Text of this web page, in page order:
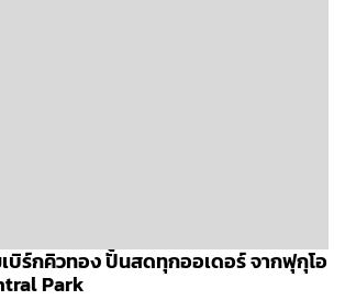
บิร์กคิวทอง ปั้นสดทุกออเดอร์ จากฟุกุโอ
Park